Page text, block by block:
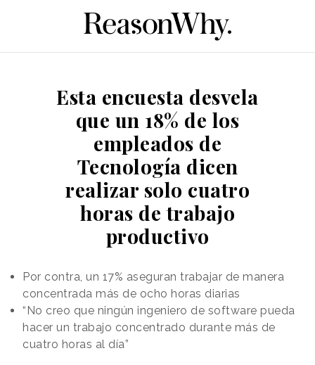
Esta encuesta desvela
que un 18% de los
empleados de
Tecnología dicen
realizar solo cuatro
horas de trabajo
productivo
Por contra, un 17% aseguran trabajar de manera
concentrada más de ocho horas diarias
“No creo que ningún ingeniero de software pueda
hacer un trabajo concentrado durante más de
cuatro horas al día”